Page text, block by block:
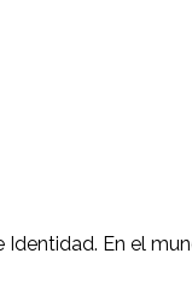
En el